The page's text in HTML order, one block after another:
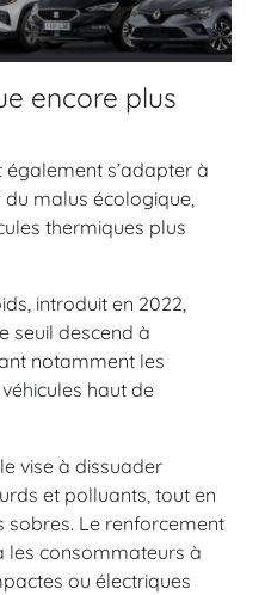
encore plus
s’adapter à
malus écologique,
thermiques plus
introduit en 2022,
seuil descend à
notamment les
haut de
vise à dissuader
et polluants, tout en
Le renforcement
les consommateurs à
ou électriques